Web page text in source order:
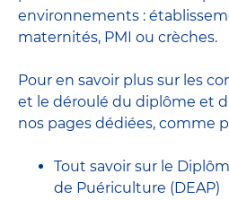
environnements :
maternités, PMI ou crèches.
Pour en savoir plus sur les
et le déroulé du diplôme et
nos pages dédiées, comme
Tout savoir sur le
de Puériculture (DEAP)